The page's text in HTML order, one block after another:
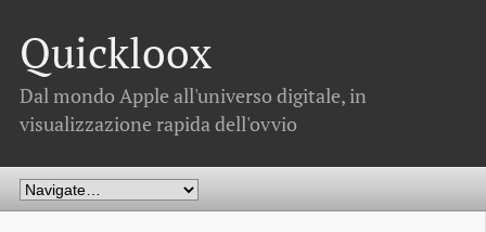
Quickloox
Dal mondo Apple all'universo digitale, in
visualizzazione rapida dell'ovvio